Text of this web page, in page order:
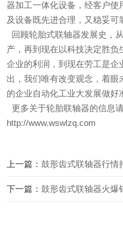
器加工一体化设备，经客户使
及设备既先进合理，又稳妥可
回顾轮胎式联轴器发展史，
产，再到现在以科技决定胜负
企业的利润，到现在劳工是企
出，我们唯有改变观念，着眼
的企业自动化工业大发展做好
更多关于轮胎联轴器的信息
http://www.wswlzq.com
上一篇：鼓形齿式联轴器行情
下一篇：鼓形齿式联轴器火爆